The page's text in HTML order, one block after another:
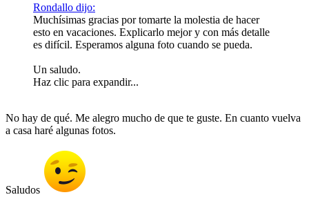
Rondallo dijo:
Muchísimas gracias por tomarte la molestia de hacer
esto en vacaciones. Explicarlo mejor y con más detalle
es difícil. Esperamos alguna foto cuando se pueda.
Un saludo.
Haz clic para expandir...
No hay de qué. Me alegro mucho de que te guste. En cuanto vuelva
a casa haré algunas fotos.
Saludos